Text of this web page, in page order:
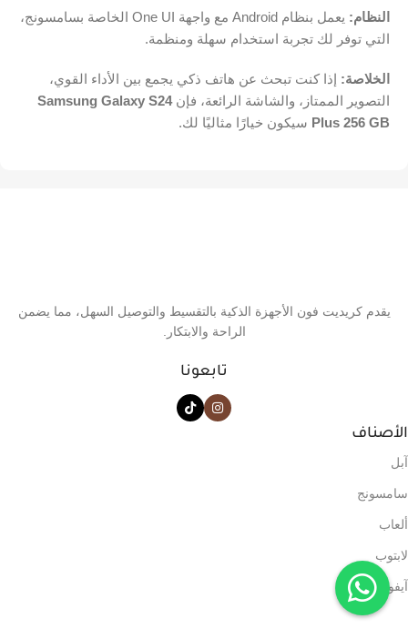
النظام:
يعمل بنظام Android مع واجهة One UI الخاصة بسامسونج،
التي توفر لك تجربة استخدام سهلة ومنظمة.
الخلاصة: إذا كنت تبحث عن هاتف ذكي يجمع بين الأداء القوي،
التصوير الممتاز، والشاشة الرائعة، فإنSamsung Galaxy S24
Plus 256 GB سيكون خيارًا مثاليًا لك.
يقدم كريديت فون الأجهزة الذكية بالتقسيط والتوصيل السهل، مما يضمن
الراحة والابتكار.
تابعونا
الأصناف
آبل
سامسونج
ألعاب
لابتوب
آيفون